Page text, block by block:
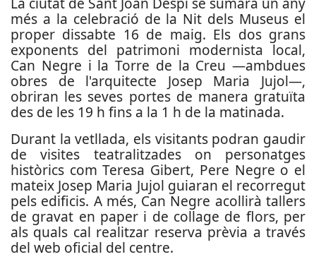
més a la celebració de la Nit dels Museus el
proper dissabte 16 de maig. Els dos grans
exponents del patrimoni modernista local,
Can Negre i la Torre de la Creu —ambdues
obres de l'arquitecte Josep Maria Jujol—,
obriran les seves portes de manera gratuïta
des de les 19 h fins a la 1 h de la matinada.
Durant la vetllada, els visitants podran gaudir
de visites teatralitzades on personatges
històrics com Teresa Gibert, Pere Negre o el
mateix Josep Maria Jujol guiaran el recorregut
pels edificis. A més, Can Negre acollirà tallers
de gravat en paper i de collage de flors, per
als quals cal realitzar reserva prèvia a través
del web oficial del centre.